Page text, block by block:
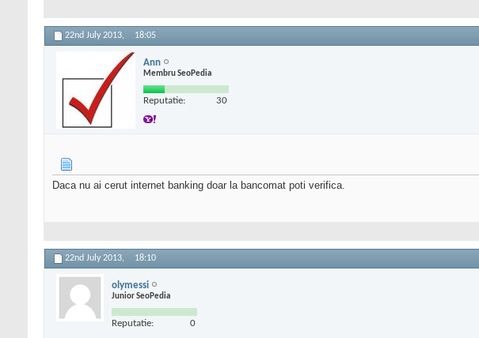
22nd July 2013, 18:05
Ann
Membru SeoPedia
Reputatie: 30
Daca nu ai cerut internet banking doar la bancomat poti verifica.
22nd July 2013, 18:10
olymessi
Junior SeoPedia
Reputatie: 0